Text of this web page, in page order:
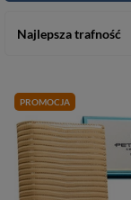
Najlepsza trafność
PROMOCJA